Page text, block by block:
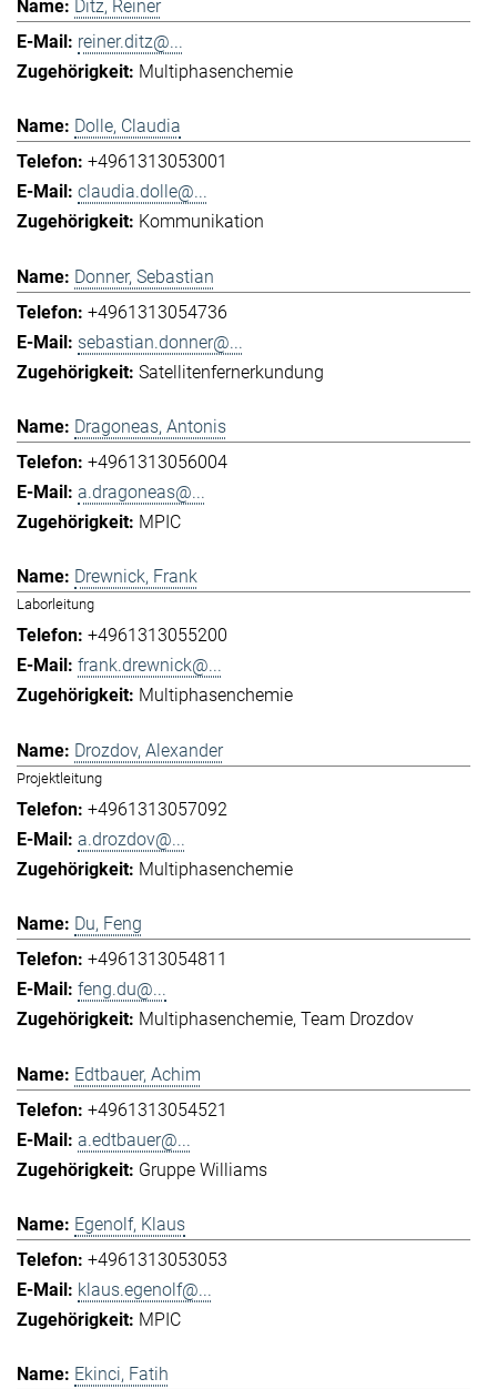
Ditz, Reiner
reiner.ditz@...
Multiphasenchemie
Dolle, Claudia
+4961313053001
claudia.dolle@...
Kommunikation
Donner, Sebastian
+4961313054736
sebastian.donner@...
Satellitenfernerkundung
Dragoneas, Antonis
+4961313056004
a.dragoneas@...
MPIC
Drewnick, Frank
Laborleitung
+4961313055200
frank.drewnick@...
Multiphasenchemie
Drozdov, Alexander
Projektleitung
+4961313057092
a.drozdov@...
Multiphasenchemie
Du, Feng
+4961313054811
feng.du@...
Multiphasenchemie Team Drozdov
Edtbauer, Achim
+4961313054521
a.edtbauer@...
Gruppe Williams
Egenolf, Klaus
+4961313053053
klaus.egenolf@...
MPIC
Ekinci, Fatih